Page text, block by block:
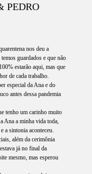
PEDRO
nos deu a
guardados e que não
estarão aqui, mas que
de cada trabalho.
especial da Ana e do
antes dessa pandemia
tenho um carinho muito
Ana a minha vida toda,
a sintonia aconteceu.
além da cerimônia
já no final da
mesmo, mas esperou